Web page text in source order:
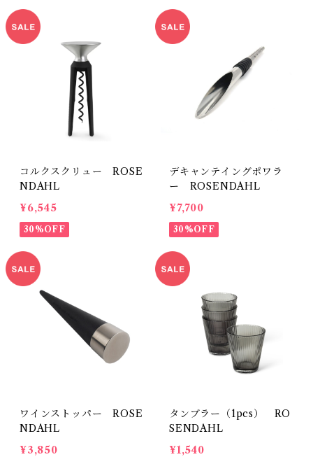
コルクスクリュー ROSE
NDAHL
¥6,545
30%OFF
デキャンテイングポワラ
ー ROSENDAHL
¥7,700
30%OFF
ワインストッパー ROSE
NDAHL
¥3,850
タンブラー（1pcs） RO
SENDAHL
¥1,540